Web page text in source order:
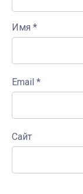
Имя *
Email *
Сайт